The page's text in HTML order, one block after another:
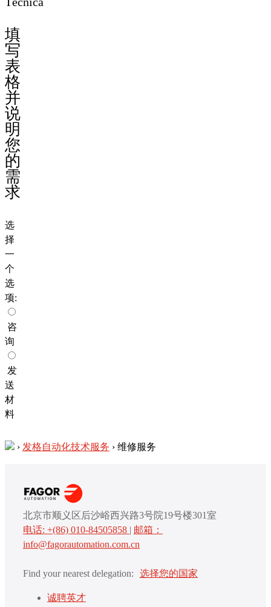
填
写
表
格
并
说
明
您
的
需
求
选
择
一
个
选
项:
咨
询
发
送
材
料
› 发格自动化技术服务 › 维修服务
北京市顺义区后沙峪西兴路3号院19号楼301室
电话: +(86) 010-84505858 | 邮箱：
info@fagorautomation.com.cn
Find your nearest delegation: 选择您的国家
诚聘英才